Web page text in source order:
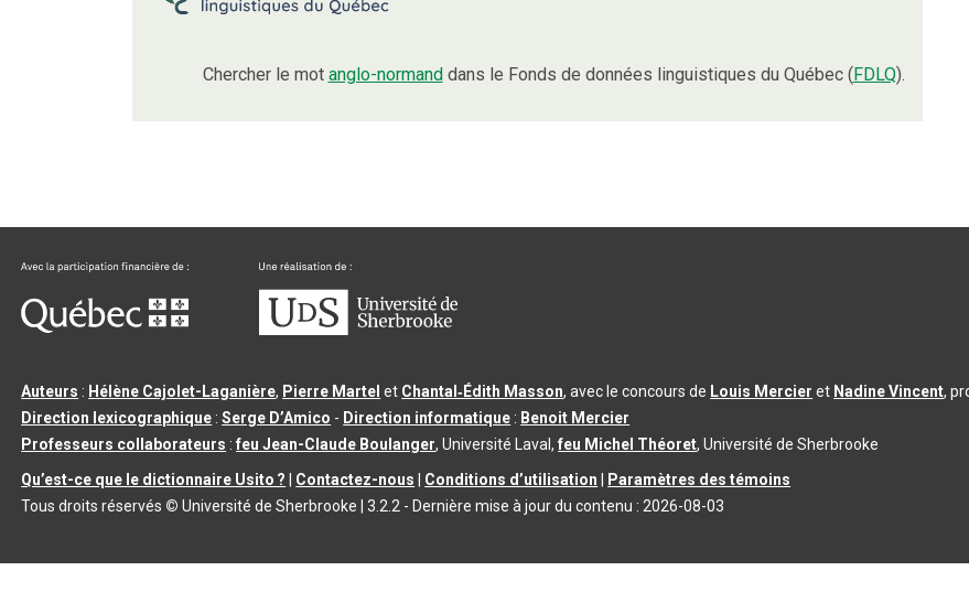
Chercher le mot anglo-normanddans le Fonds de données linguistiques du Québec (FDLQ).
Auteurs : Hélène Cajolet-Laganière, Pierre Martel et Chantal‑Édith Masson, avec le concours de Louis Mercier et Nadine Vincent,
Direction lexicographique :Serge D’Amico - Direction informatique : Benoit Mercier
Professeurs collaborateurs :feu Jean-Claude Boulanger, Université Laval,feu Michel Théoret, Université de Sherbrooke
Qu’est-ce que le dictionnaire Usito ?
Contactez-nous Conditions d’utilisation
Paramètres des témoins
Tous droits réservés © Université de Sherbrooke |3.2.2 - Dernière mise à jour du contenu : 2026-08-03